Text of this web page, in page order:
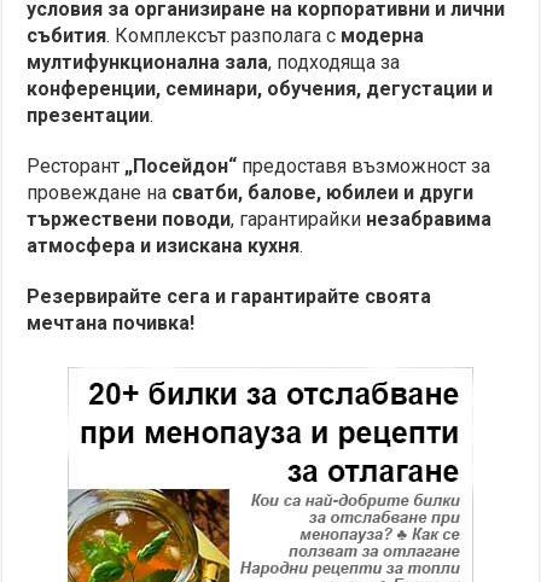
условия за организиране на корпоративни и лични
събития. Комплексът разполага с модерна
мултифункционална зала, подходяща за
конференции, семинари, обучения, дегустации и
презентации.
Ресторант „Посейдон“ предоставя възможност за
провеждане на сватби, балове, юбилеи и други
тържествени поводи, гарантирайки незабравима
атмосфера и изискана кухня.
Резервирайте сега и гарантирайте своята
мечтана почивка!